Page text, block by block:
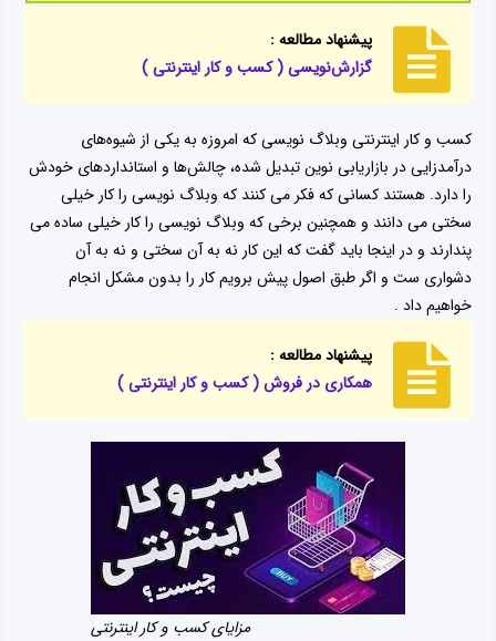
پیشنهاد مطالعه :
گزارش‌نویسی ( کسب و کار اینترنتی )
کسب و کار اینترنتی وبلاگ نویسی که امروزه به یکی از شیوه‌های
درآمدزایی در بازاریابی نوین تبدیل شده، چالش‌ها و استانداردهای خودش
را دارد. هستند کسانی که فکر می کنند که وبلاگ نویسی را کار خیلی
سختی می دانند و همچنین برخی که وبلاگ نویسی را کار خیلی ساده می
پندارند و در اینجا باید گفت که این کار نه به آن سختی و نه به آن
دشواری ست و اگر طبق اصول پیش برویم کار را بدون مشکل انجام
خواهیم داد .
پیشنهاد مطالعه :
همکاری در فروش ( کسب و کار اینترنتی )
مزایای کسب و کار اینترنتی